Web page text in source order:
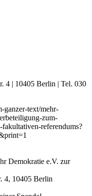
4 | 10405 Berlin | Tel. 030
ganzer-text/mehr-
zum-
referendums?
Demokratie e.V. zur
4, 10405 Berlin